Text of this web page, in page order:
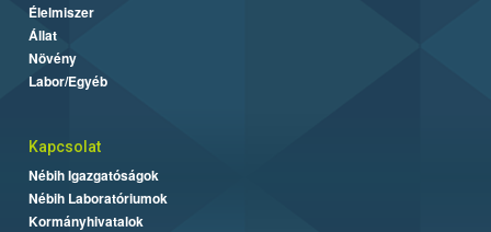
Élelmiszer
Állat
Növény
Labor/Egyéb
Kapcsolat
Nébih Igazgatóságok
Nébih Laboratóriumok
Kormányhivatalok